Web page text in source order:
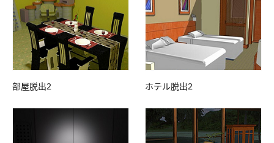
部屋脱出2 ホテル脱出2